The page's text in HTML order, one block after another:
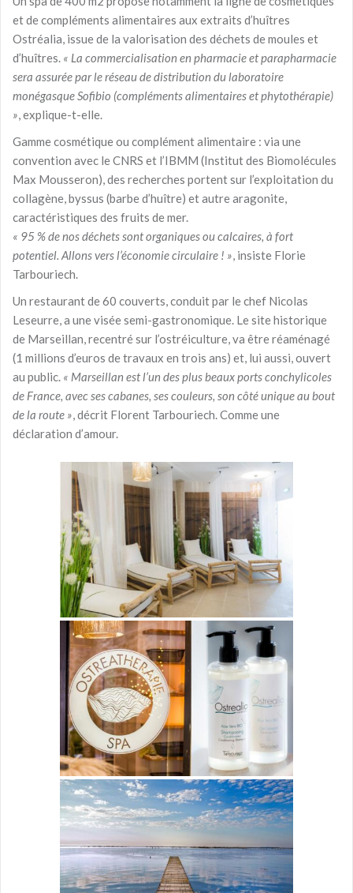
et de compléments alimentaires aux extraits d’huîtres
Ostréalia, issue de la valorisation des déchets de moules et
d’huîtres. « La commercialisation en pharmacie et parapharmacie
sera assurée par le réseau de distribution du laboratoire
monégasque Sofibio (compléments alimentaires et phytothérapie)
», explique-t-elle.
Gamme cosmétique ou complément alimentaire : via une
convention avec le CNRS et l’IBMM (Institut des Biomolécules
Max Mousseron), des recherches portent sur l’exploitation du
collagène, byssus (barbe d’huître) et autre aragonite,
caractéristiques des fruits de mer.
« 95 % de nos déchets sont organiques ou calcaires, à fort
potentiel. Allons vers l’économie circulaire ! », insiste Florie
Tarbouriech.
Un restaurant de 60 couverts, conduit par le chef Nicolas
Leseurre, a une visée semi-gastronomique. Le site historique
de Marseillan, recentré sur l’ostréiculture, va être réaménagé
(1 millions d’euros de travaux en trois ans) et, lui aussi, ouvert
au public. « Marseillan est l’un des plus beaux ports conchylicoles
de France, avec ses cabanes, ses couleurs, son côté unique au bout
de la route », décrit Florent Tarbouriech. Comme une
déclaration d’amour.